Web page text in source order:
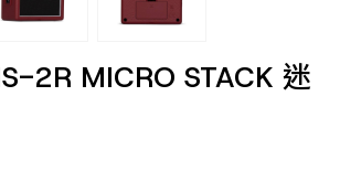
2R MICRO STACK 迷